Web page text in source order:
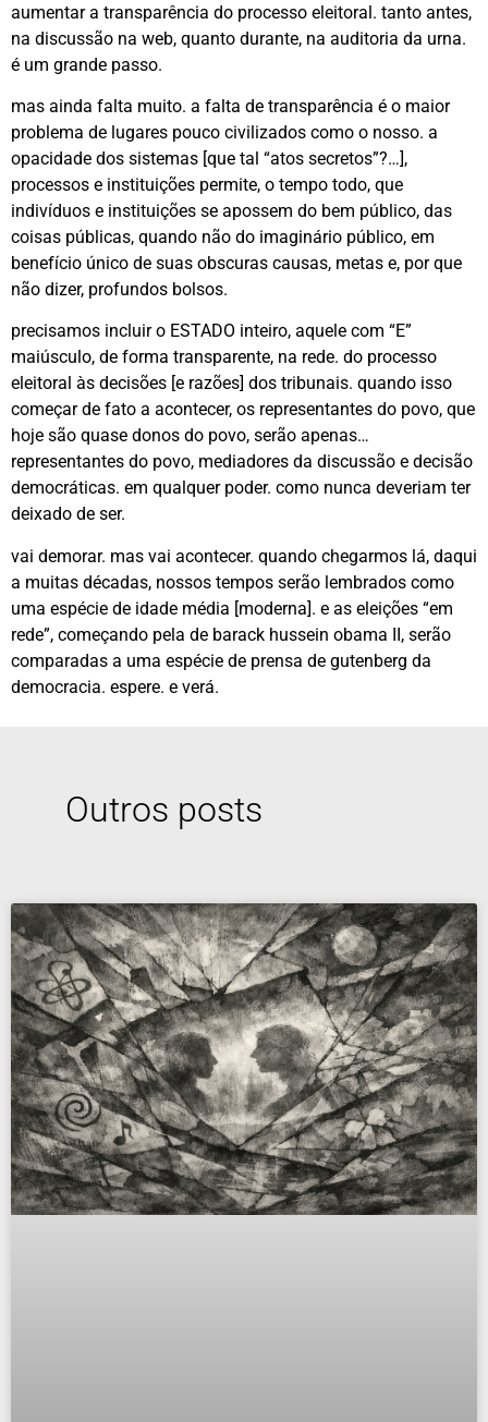
aumentar a transparência do processo eleitoral. tanto antes,
na discussão na web, quanto durante, na auditoria da urna.
é um grande passo.
mas ainda falta muito. a falta de transparência é o maior
problema de lugares pouco civilizados como o nosso. a
opacidade dos sistemas [que tal “atos secretos”?…],
processos e instituições permite, o tempo todo, que
indivíduos e instituições se apossem do bem público, das
coisas públicas, quando não do imaginário público, em
benefício único de suas obscuras causas, metas e, por que
não dizer, profundos bolsos.
precisamos incluir o ESTADO inteiro, aquele com “E”
maiúsculo, de forma transparente, na rede. do processo
eleitoral às decisões [e razões] dos tribunais. quando isso
começar de fato a acontecer, os representantes do povo, que
hoje são quase donos do povo, serão apenas…
representantes do povo, mediadores da discussão e decisão
democráticas. em qualquer poder. como nunca deveriam ter
deixado de ser.
vai demorar. mas vai acontecer. quando chegarmos lá, daqui
a muitas décadas, nossos tempos serão lembrados como
uma espécie de idade média [moderna]. e as eleições “em
rede”, começando pela de barack hussein obama II, serão
comparadas a uma espécie de prensa de gutenberg da
democracia. espere. e verá.
Outros posts